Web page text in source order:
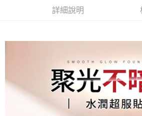
每筆NT$85，滿NT$499(含以上)免運費
每筆NT$85，滿NT$499(含以上)免運費
國家/地區配送
詳細說明